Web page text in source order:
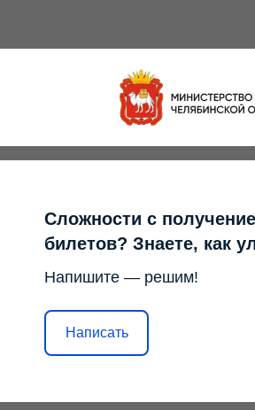
Сложности с
билетов? Знаете, как
Напишите — решим!
Написать